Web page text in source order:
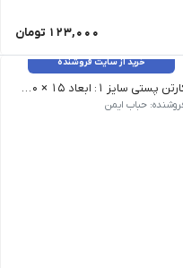
123,000 تومان
خرید از سایت فروشنده
کارتن پستی سایز ۱: ابعاد ۱۵ × ۱۰ × ۱۰ سانتی متر 10عددی
حباب ایمن